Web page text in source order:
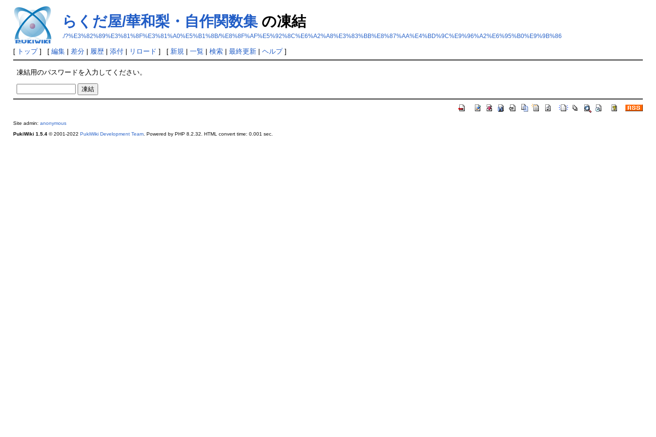
らくだ屋/華和梨・自作関数集の凍結
./?%E3%82%89%E3%81%8F%E3%81%A0%E5%B1%8B/%E8%8F%AF%E5%92%8C%E6%A2%A8%E3%83%BB%E8%87%AA%E4%BD%9C%E9%96%A2%E6%95%B0%E9%9B%86
[ トップ] [ 編集| 差分| 履歴| 添付| リロード ] [ 新規 | 一覧| 検索| 最終更新| ヘルプ]
凍結用のパスワードを入力してください。
Site admin: anonymous
PukiWiki 1.5.4© 2001-2022 PukiWiki Development Team. Powered by PHP 8.2.32. HTML convert time: 0.001 sec.